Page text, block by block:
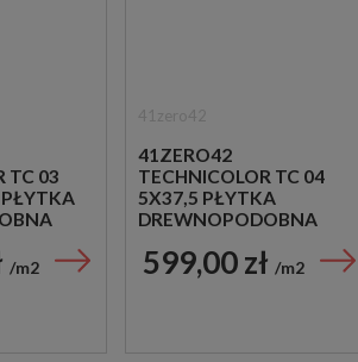
TC 03
m2
41ZERO42
TECHNICOLOR TC 04
5X37,5 PŁYTKA
DREWNOPODOBNA
599,00 zł m2